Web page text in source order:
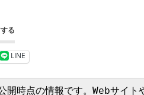
る
LINE
開時点の情報です。Webサイ